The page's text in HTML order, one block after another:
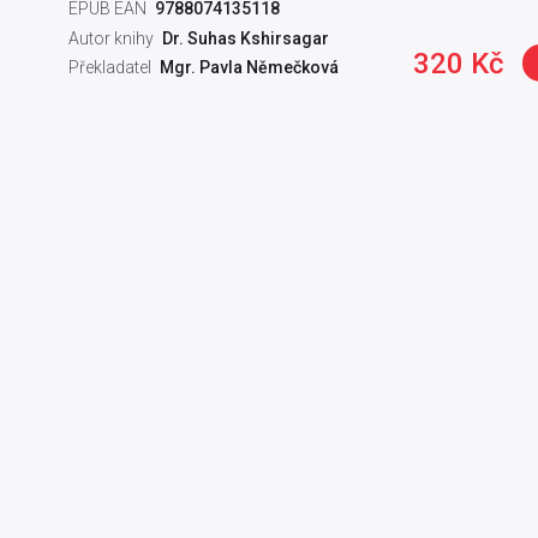
EPUB EAN
9788074135118
Autor knihy Dr. Suhas Kshirsagar
Překladatel
Mgr. Pavla Němečková 320 Kč